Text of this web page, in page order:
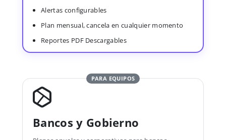
Alertas configurables
Plan mensual, cancela en cualquier momento
Reportes PDF Descargables
PARA EQUIPOS
Bancos y Gobierno